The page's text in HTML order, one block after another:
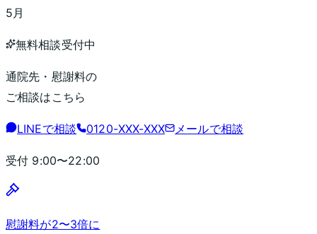
5月
無料相談受付中
通院先・慰謝料の
ご相談はこちら
LINEで相談 0120-XXX-XXX メールで相談
受付 9:00〜22:00
慰謝料が2〜3倍に